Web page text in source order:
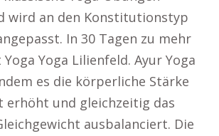
wird an den Konstitutionstyp
In 30 Tagen zu mehr
Yoga Lilienfeld. Ayur Yoga
es die körperliche Stärke
erhöht und gleichzeitig das
ausbalanciert. Die